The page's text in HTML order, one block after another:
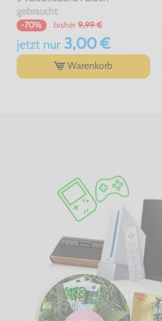
gebraucht
-70% bisher 9,99 €
jetzt nur3,00 €
Warenkorb